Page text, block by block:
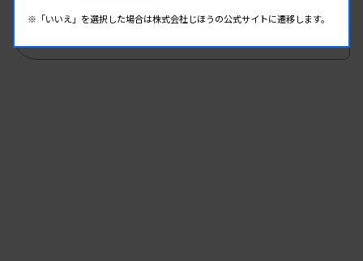
開催場所 : 兵庫県
※「いいえ」を選択した場合は株式会社じほうの公式サイトに遷移します。